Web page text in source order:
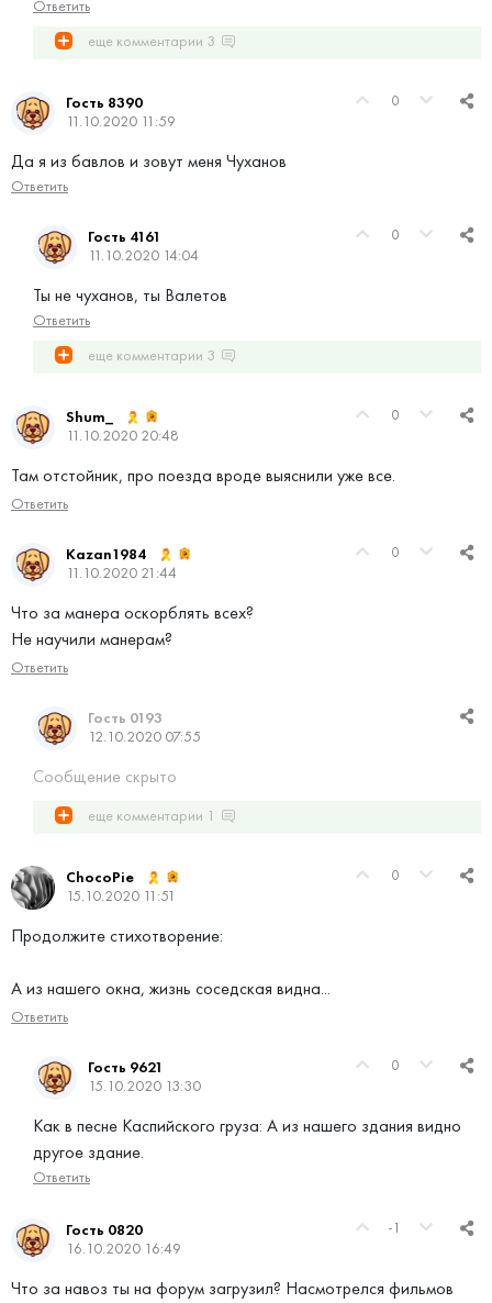
Ответить
еще комментарии 3
0
Гость 8390
11.10.2020 11:59
Да я из бавлов и зовут меня Чуханов
Ответить
0
Гость 4161
11.10.2020 14:04
Ты не чуханов, ты Валетов
Ответить
еще комментарии 3
0
Shum_
11.10.2020 20:48
Там отстойник, про поезда вроде выяснили уже все.
Ответить
0
Kazan1984
11.10.2020 21:44
Что за манера оскорблять всех?
Не научили манерам?
Ответить
Гость 0193
12.10.2020 07:55
Сообщение скрыто
еще комментарии 1
0
ChocoPie
15.10.2020 11:51
Продолжите стихотворение:
А из нашего окна, жизнь соседская видна...
Ответить
0
Гость 9621
15.10.2020 13:30
Как в песне Каспийского груза: А из нашего здания видно
другое здание.
Ответить
-1
Гость 0820
16.10.2020 16:49
Что за навоз ты на форум загрузил? Насмотрелся фильмов